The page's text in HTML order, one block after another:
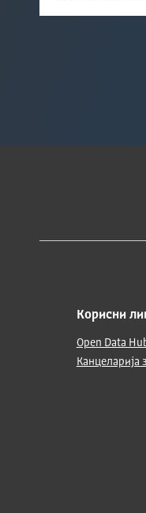
Корисни
Open Data
Канцеларија